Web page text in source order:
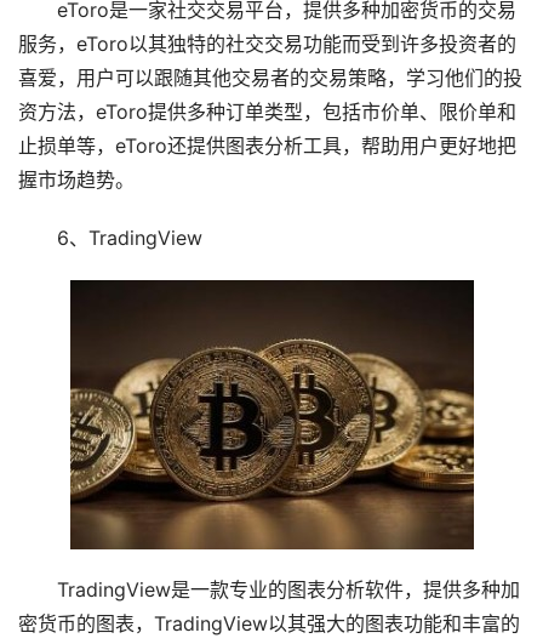
eToro是一家社交交易平台，提供多种加密货币的交易
服务，eToro以其独特的社交交易功能而受到许多投资者的
喜爱，用户可以跟随其他交易者的交易策略，学习他们的投
资方法，eToro提供多种订单类型，包括市价单、限价单和
止损单等，eToro还提供图表分析工具，帮助用户更好地把
握市场趋势。
6、TradingView
TradingView是一款专业的图表分析软件，提供多种加
密货币的图表，TradingView以其强大的图表功能和丰富的